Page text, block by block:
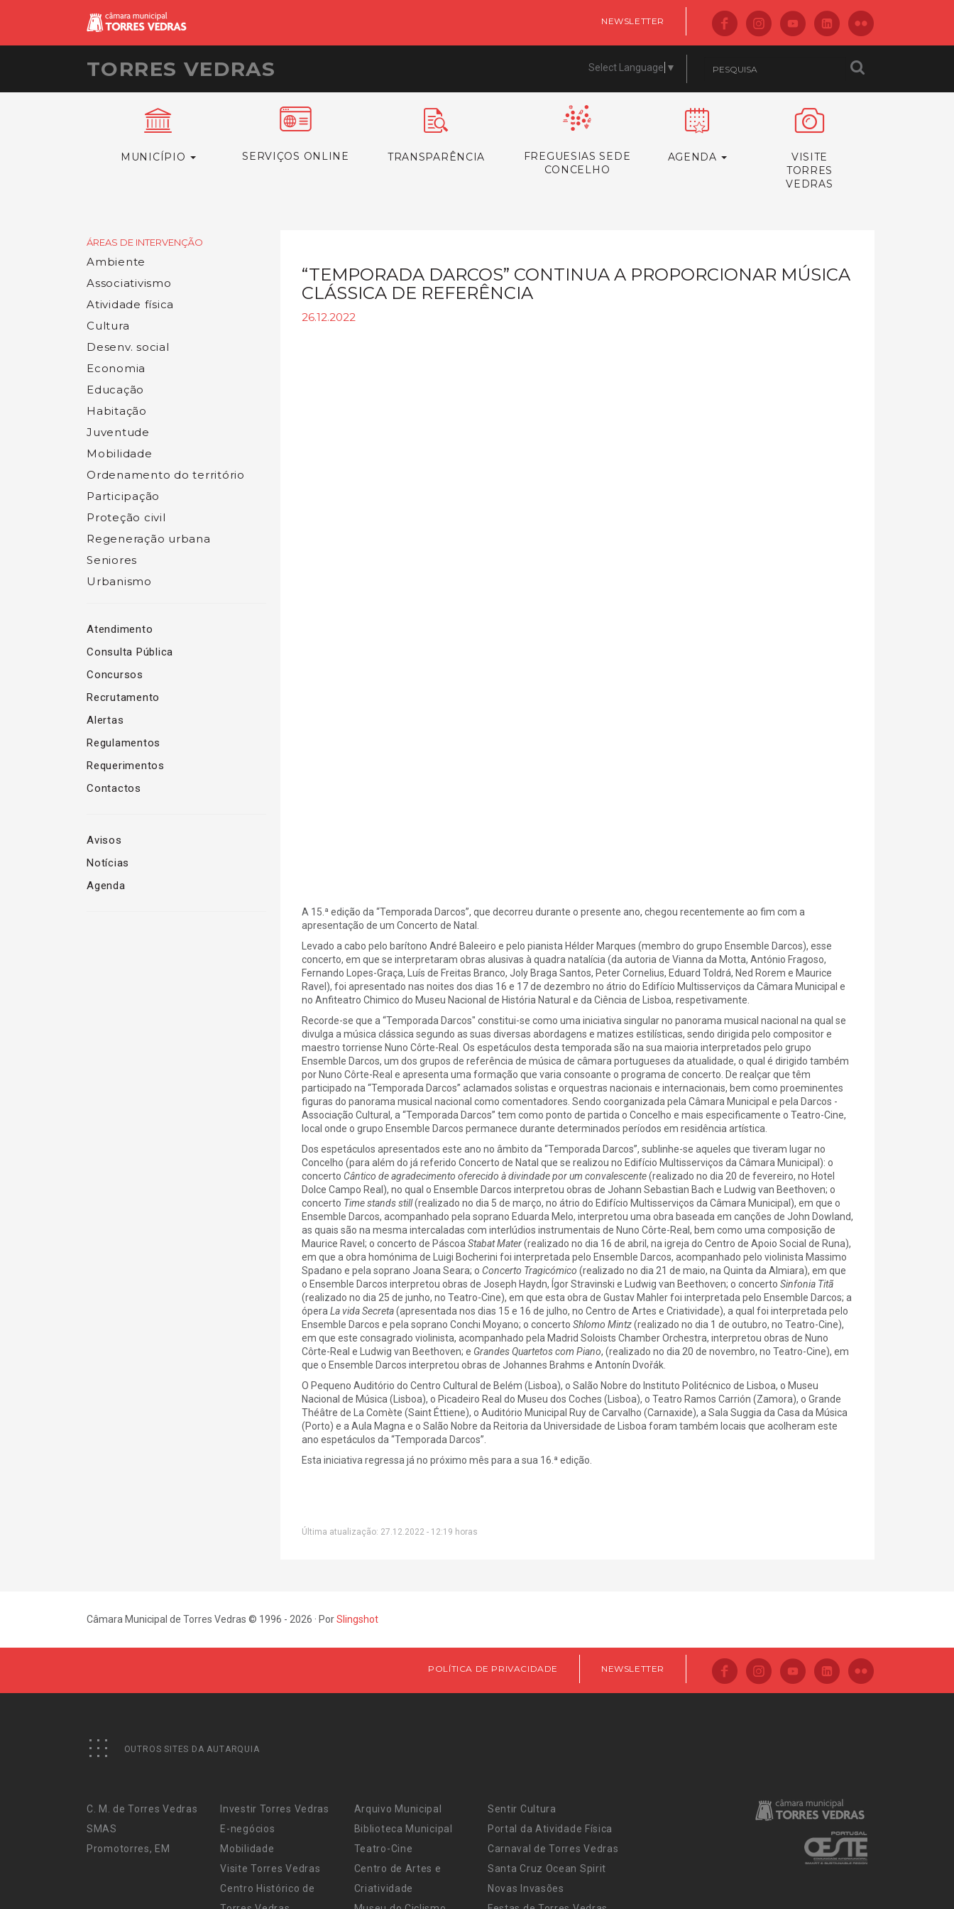
NEWSLETTER
TORRES VEDRAS Select Language ▼
MUNICÍPIO SERVIÇOS ONLINE TRANSPARÊNCIA
FREGUESIAS SEDE
CONCELHO
AGENDA
VISITE
TORRES
VEDRAS
ÁREAS DE INTERVENÇÃO
Ambiente
Associativismo
Atividade física
Cultura
Desenv. social
Economia
Educação
Habitação
Juventude
Mobilidade
Ordenamento do território
Participação
Proteção civil
Regeneração urbana
Seniores
Urbanismo
Atendimento
Consulta Pública
Concursos
Recrutamento
Alertas
Regulamentos
Requerimentos
Contactos
Avisos
Notícias
Agenda
“TEMPORADA DARCOS” CONTINUA A PROPORCIONAR MÚSICA
CLÁSSICA DE REFERÊNCIA
26.12.2022
A 15.ª edição da “Temporada Darcos”, que decorreu durante o presente ano, chegou recentemente ao fim com a
apresentação de um Concerto de Natal.
Levado a cabo pelo barítono André Baleeiro e pelo pianista Hélder Marques (membro do grupo Ensemble Darcos), esse
concerto, em que se interpretaram obras alusivas à quadra natalícia (da autoria de Vianna da Motta, António Fragoso,
Fernando Lopes-Graça, Luís de Freitas Branco, Joly Braga Santos, Peter Cornelius, Eduard Toldrá, Ned Rorem e Maurice
Ravel), foi apresentado nas noites dos dias 16 e 17 de dezembro no átrio do Edifício Multisserviços da Câmara Municipal e
no Anfiteatro Chimico do Museu Nacional de História Natural e da Ciência de Lisboa, respetivamente.
Recorde-se que a “Temporada Darcos" constitui-se como uma iniciativa singular no panorama musical nacional na qual se
divulga a música clássica segundo as suas diversas abordagens e matizes estilísticas, sendo dirigida pelo compositor e
maestro torriense Nuno Côrte-Real. Os espetáculos desta temporada são na sua maioria interpretados pelo grupo
Ensemble Darcos, um dos grupos de referência de música de câmara portugueses da atualidade, o qual é dirigido também
por Nuno Côrte-Real e apresenta uma formação que varia consoante o programa de concerto. De realçar que têm
participado na “Temporada Darcos” aclamados solistas e orquestras nacionais e internacionais, bem como proeminentes
figuras do panorama musical nacional como comentadores. Sendo coorganizada pela Câmara Municipal e pela Darcos -
Associação Cultural, a “Temporada Darcos” tem como ponto de partida o Concelho e mais especificamente o Teatro-Cine,
local onde o grupo Ensemble Darcos permanece durante determinados períodos em residência artística.
Dos espetáculos apresentados este ano no âmbito da “Temporada Darcos”, sublinhe-se aqueles que tiveram lugar no
Concelho (para além do já referido Concerto de Natal que se realizou no Edifício Multisserviços da Câmara Municipal): o
concerto Cântico de agradecimento oferecido à divindade por um convalescente(realizado no dia 20 de fevereiro, no Hotel
Dolce Campo Real), no qual o Ensemble Darcos interpretou obras de Johann Sebastian Bach e Ludwig van Beethoven; o
concerto Time stands still(realizado no dia 5 de março, no átrio do Edifício Multisserviços da Câmara Municipal), em que o
Ensemble Darcos, acompanhado pela soprano Eduarda Melo, interpretou uma obra baseada em canções de John Dowland,
as quais são na mesma intercaladas com interlúdios instrumentais de Nuno Côrte-Real, bem como uma composição de
Maurice Ravel; o concerto de Páscoa Stabat Mater(realizado no dia 16 de abril, na igreja do Centro de Apoio Social de Runa),
em que a obra homónima de Luigi Bocherini foi interpretada pelo Ensemble Darcos, acompanhado pelo violinista Massimo
Spadano e pela soprano Joana Seara; o Concerto Tragicómico (realizado no dia 21 de maio, na Quinta da Almiara), em que
o Ensemble Darcos interpretou obras de Joseph Haydn, Ígor Stravinski e Ludwig van Beethoven; o concerto Sinfonia Titã
(realizado no dia 25 de junho, no Teatro-Cine), em que esta obra de Gustav Mahler foi interpretada pelo Ensemble Darcos; a
ópera La vida Secreta(apresentada nos dias 15 e 16 de julho, no Centro de Artes e Criatividade), a qual foi interpretada pelo
Ensemble Darcos e pela soprano Conchi Moyano; o concerto Shlomo Mintz(realizado no dia 1 de outubro, no Teatro-Cine),
em que este consagrado violinista, acompanhado pela Madrid Soloists Chamber Orchestra, interpretou obras de Nuno
Côrte-Real e Ludwig van Beethoven; e Grandes Quartetos com Piano, (realizado no dia 20 de novembro, no Teatro-Cine), em
que o Ensemble Darcos interpretou obras de Johannes Brahms e Antonín Dvořák.
O Pequeno Auditório do Centro Cultural de Belém (Lisboa), o Salão Nobre do Instituto Politécnico de Lisboa, o Museu
Nacional de Música (Lisboa), o Picadeiro Real do Museu dos Coches (Lisboa), o Teatro Ramos Carrión (Zamora), o Grande
Théâtre de La Comète (Saint Éttiene), o Auditório Municipal Ruy de Carvalho (Carnaxide), a Sala Suggia da Casa da Música
(Porto) e a Aula Magna e o Salão Nobre da Reitoria da Universidade de Lisboa foram também locais que acolheram este
ano espetáculos da “Temporada Darcos”.
Esta iniciativa regressa já no próximo mês para a sua 16.ª edição.
Última atualização: 27.12.2022 - 12:19 horas
Câmara Municipal de Torres Vedras © 1996 - 2026 · PorSlingshot
POLÍTICA DE PRIVACIDADE NEWSLETTER
OUTROS SITES DA AUTARQUIA
C. M. de Torres Vedras
SMAS
Promotorres, EM
Investir Torres Vedras
E-negócios
Mobilidade
Visite Torres Vedras
Centro Histórico de
Arquivo Municipal
Biblioteca Municipal
Teatro-Cine
Centro de Artes e
Criatividade
Sentir Cultura
Portal da Atividade Física
Carnaval de Torres Vedras
Santa Cruz Ocean Spirit
Novas Invasões